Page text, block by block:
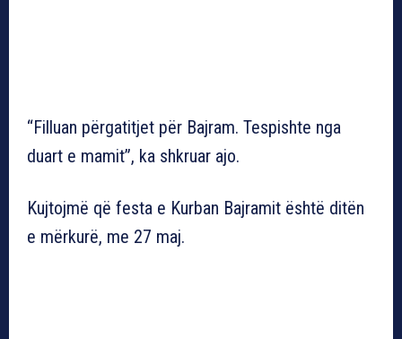
“Filluan përgatitjet për Bajram. Tespishte nga
duart e mamit”, ka shkruar ajo.
Kujtojmë që festa e Kurban Bajramit është ditën
e mërkurë, me 27 maj.